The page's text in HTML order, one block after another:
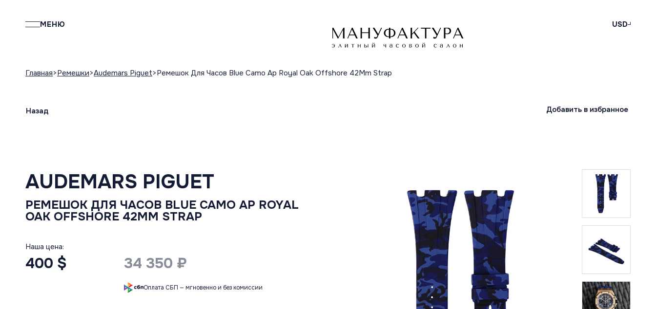
МЕНЮ USD
Главная Ремешки Audemars Piguet Ремешок Для Часов Blue Camo Ap Royal Oak Offshore 42Mm Strap
Назад Добавить в избранное
AUDEMARS PIGUET
РЕМЕШОК ДЛЯ ЧАСОВ BLUE CAMO AP ROYAL
OAK OFFSHORE 42MM STRAP
Наша цена:
400 $ 34 350 ₽
Оплата СБП — мгновенно и без комиссии